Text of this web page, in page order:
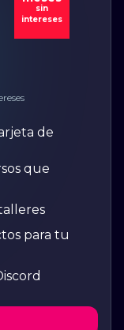
sin
intereses
de
que
para tu